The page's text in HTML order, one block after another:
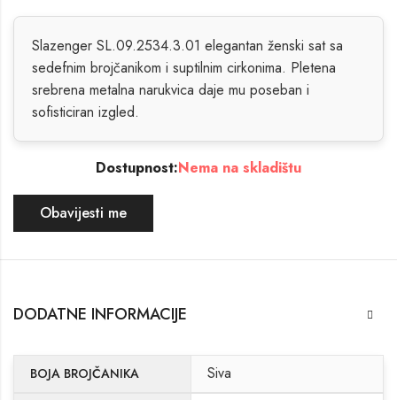
Slazenger SL.09.2534.3.01 elegantan ženski sat sa
sedefnim brojčanikom i suptilnim cirkonima. Pletena
srebrena metalna narukvica daje mu poseban i
sofisticiran izgled.
Dostupnost:Nema na skladištu
Obavijesti me
DODATNE INFORMACIJE
BOJA BROJČANIKA Siva